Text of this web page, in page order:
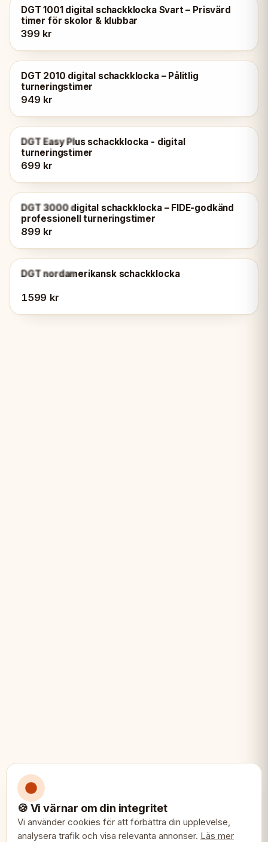
DGT 1001 digital schackklocka Svart – Prisvärd
timer för skolor & klubbar
399 kr
DGT 2010 digital schackklocka – Pålitlig
turneringstimer
949 kr
SLUTSÅLD
DGT Easy Plus schackklocka - digital
turneringstimer
699 kr
SLUTSÅLD
DGT 3000 digital schackklocka – FIDE-godkänd
professionell turneringstimer
899 kr
SLUTSÅLD
DGT nordamerikansk schackklocka
1599 kr
🍪 Vi värnar om din integritet
Vi använder cookies för att förbättra din upplevelse,
analysera trafik och visa relevanta annonser. Läs mer